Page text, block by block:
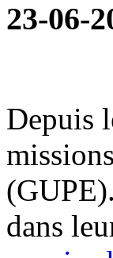
23-06-
Depuis
dans